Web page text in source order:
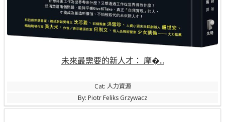
未來最需要的新人才： 摩�...
Cat: 人力資源
By: Piotr Feliks Grzywacz